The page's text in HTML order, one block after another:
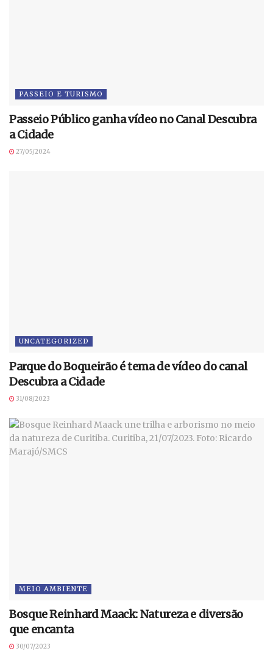
PASSEIO E TURISMO
Passeio Público ganha vídeo no Canal Descubra
a Cidade
27/05/2024
UNCATEGORIZED
Parque do Boqueirão é tema de vídeo do canal
Descubra a Cidade
31/08/2023
MEIO AMBIENTE
Bosque Reinhard Maack: Natureza e diversão
que encanta
30/07/2023